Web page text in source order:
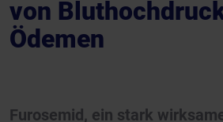
von
Ödemen
Furosemid, ein stark